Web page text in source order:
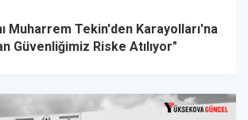
Muharrem Tekin'den Karayolları'na
Güvenliğimiz Riske Atılıyor"